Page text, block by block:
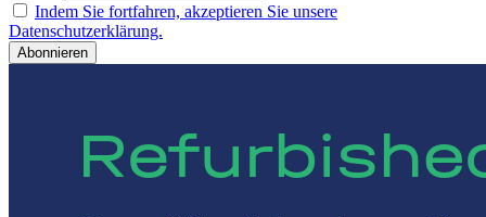
Indem Sie fortfahren, akzeptieren Sie unsere
Datenschutzerklärung.